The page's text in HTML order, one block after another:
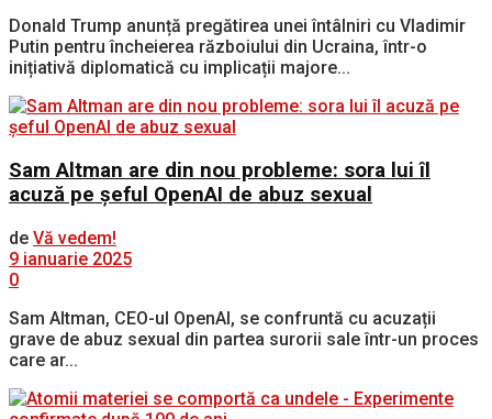
Donald Trump anunță pregătirea unei întâlniri cu Vladimir
Putin pentru încheierea războiului din Ucraina, într-o
inițiativă diplomatică cu implicații majore...
Sam Altman are din nou probleme: sora lui îl
acuză pe șeful OpenAI de abuz sexual
de Vă vedem!
9 ianuarie 2025
0
Sam Altman, CEO-ul OpenAI, se confruntă cu acuzații
grave de abuz sexual din partea surorii sale într-un proces
care ar...